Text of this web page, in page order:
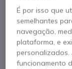
Características
É por isso que
semelhantes
navegação,
plataforma, e
personalizados.
funcionamento